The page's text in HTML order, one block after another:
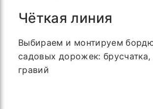
Чёткая линия
Выбираем и монтируем
садовых дорожек: брусчатка,
гравий